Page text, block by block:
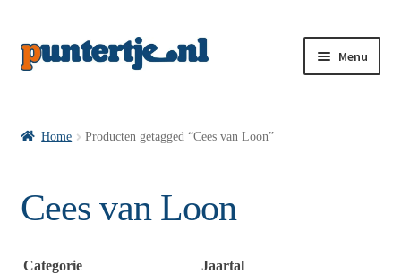
Menu
Home Producten getagged “Cees van Loon”
Cees van Loon
Categorie Jaartal